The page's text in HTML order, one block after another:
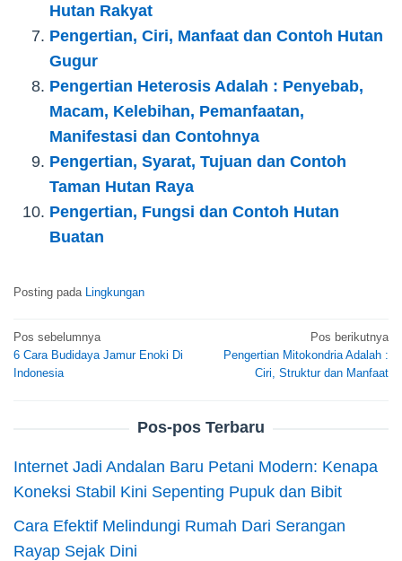
Hutan Rakyat
Pengertian, Ciri, Manfaat dan Contoh Hutan
Gugur
Pengertian Heterosis Adalah : Penyebab,
Macam, Kelebihan, Pemanfaatan,
Manifestasi dan Contohnya
Pengertian, Syarat, Tujuan dan Contoh
Taman Hutan Raya
Pengertian, Fungsi dan Contoh Hutan
Buatan
Posting pada Lingkungan
Navigasi
pos
Pos sebelumnya
6 Cara Budidaya Jamur Enoki Di
Indonesia
Pos berikutnya
Pengertian Mitokondria Adalah :
Ciri, Struktur dan Manfaat
Pos-pos Terbaru
Internet Jadi Andalan Baru Petani Modern: Kenapa
Koneksi Stabil Kini Sepenting Pupuk dan Bibit
Cara Efektif Melindungi Rumah Dari Serangan
Rayap Sejak Dini